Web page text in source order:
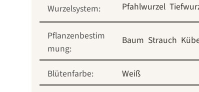
Wurzelsystem: Pfahlwurzel
Pflanzenbestim
mung:
Baum Strauch
Blütenfarbe:
Weiß